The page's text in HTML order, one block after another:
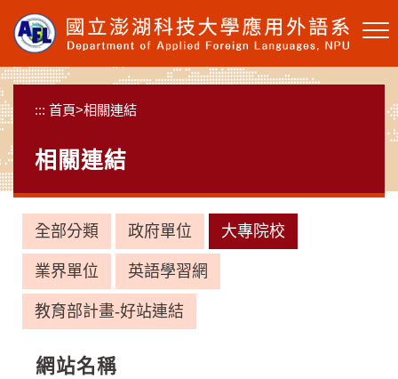
要
內
容
塊
::: 首頁>相關連結
相關連結
全部分類 政府單位 大專院校
業界單位 英語學習網
教育部計畫-好站連結
網站名稱